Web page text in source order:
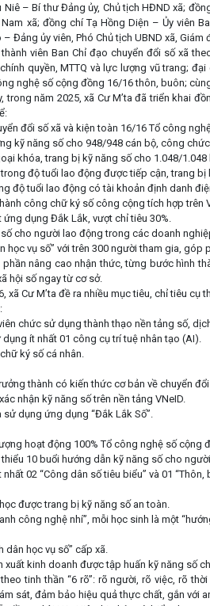
– Bí thư Đảng ủy, Chủ tịch HĐND xã;
xã; đồng chí Tạ Hồng Diện – Ủy viên
Đảng ủy viên, Phó Chủ tịch UBND xã, Giám
viên Ban Chỉ đạo chuyển đổi số xã
quyền, MTTQ và lực lượng vũ trang;
nghệ số cộng đồng 16/16 thôn, buôn;
trong năm 2025, xã Cư M’ta đã triển khai
đổi số xã và kiện toàn 16/16 Tổ công
kỹ năng số cho 948/948 cán bộ, công
khóa, trang bị kỹ năng số cho 1.048/1.048
độ tuổi lao động được tiếp cận, trang
độ tuổi lao động có tài khoản định danh
công chữ ký số công cộng tích hợp trên
ứng dụng Đắk Lắk, vượt chỉ tiêu 30%.
cho người lao động trong các doanh
học vụ số” với trên 300 người tham gia,
nâng cao nhận thức, từng bước hình
hội số ngay từ cơ sở.
xã Cư M’ta đề ra nhiều mục tiêu, chỉ tiêu cụ
chức sử dụng thành thạo nền tảng số,
ít nhất 01 công cụ trí tuệ nhân tạo (AI).
ký số cá nhân.
thành có kiến thức cơ bản về chuyển
nhận kỹ năng số trên nền tảng VNeID.
sử dụng ứng dụng “Đắk Lắk Số”.
hoạt động 100% Tổ công nghệ số cộng
10 buổi hướng dẫn kỹ năng số cho
02 “Công dân số tiêu biểu” và 01 “Thôn,
được trang bị kỹ năng số an toàn.
công nghệ nhí”, mỗi học sinh là một
dân học vụ số” cấp xã.
xuất kinh doanh được tập huấn kỹ năng số
tinh thần “6 rõ”: rõ người, rõ việc, rõ
sát, đảm bảo hiệu quả thực chất, gắn với